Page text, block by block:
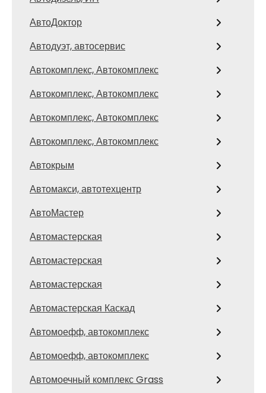
АвтоДоктор
Автодуэт, автосервис
Автокомплекс, Автокомплекс
Автокомплекс, Автокомплекс
Автокомплекс, Автокомплекс
Автокомплекс, Автокомплекс
Автокрым
Автомакси, автотехцентр
АвтоМастер
Автомастерская
Автомастерская
Автомастерская
Автомастерская Каскад
Автомоефф, автокомплекс
Автомоефф, автокомплекс
Автомоечный комплекс Grass